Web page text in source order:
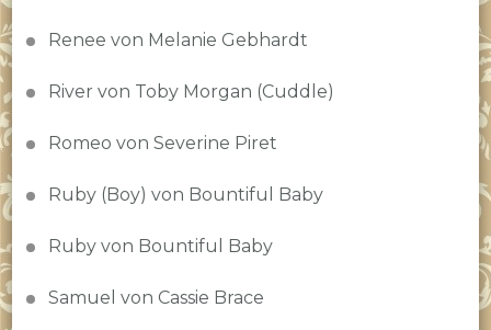
Renee von Melanie Gebhardt
River von Toby Morgan (Cuddle)
Romeo von Severine Piret
Ruby (Boy) von Bountiful Baby
Ruby von Bountiful Baby
Samuel von Cassie Brace